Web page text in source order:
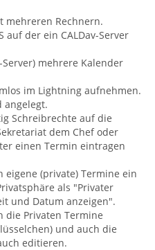
mehreren Rechnern.
auf der ein CALDav-Server
Server) mehrere Kalender
im Lightning aufnehmen.
angelegt.
Schreibrechte auf die
dem Chef oder
einen Termin eintragen
eigene (private) Termine ein
als "Privater
und Datum anzeigen".
die Privaten Termine
und auch die
editieren.